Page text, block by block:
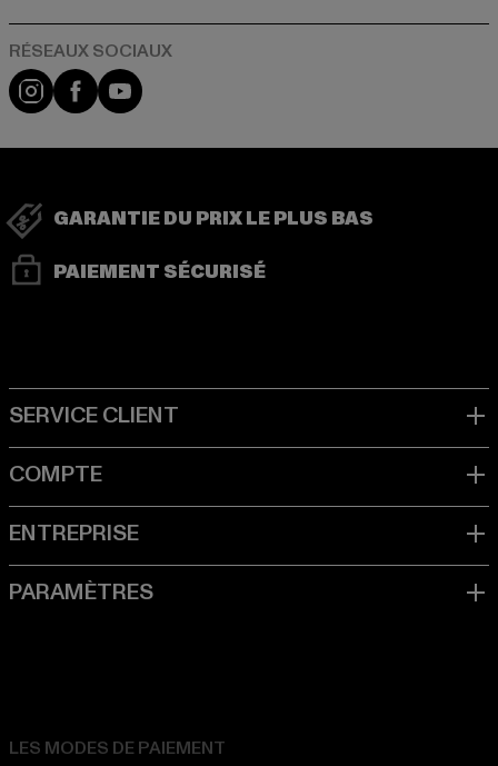
Visit our Instagram page:
Visit our Facebook page:
Visit our YouTube channel:
GARANTIE DU PRIX LE PLUS BAS
PAIEMENT SÉCURISÉ
LES MODES DE PAIEMENT